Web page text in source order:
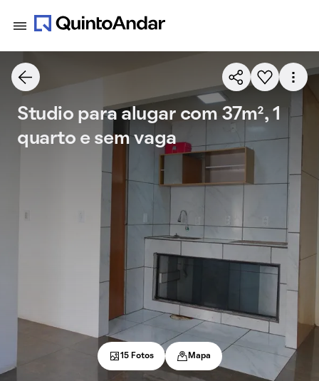
Studio para alugar com 37m², 1
quarto e sem vaga
15 Fotos Mapa